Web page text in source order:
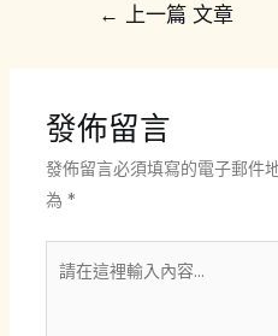
← 上一篇 文章
發佈留言
發佈留言必須填寫的電子郵件
為 *
在